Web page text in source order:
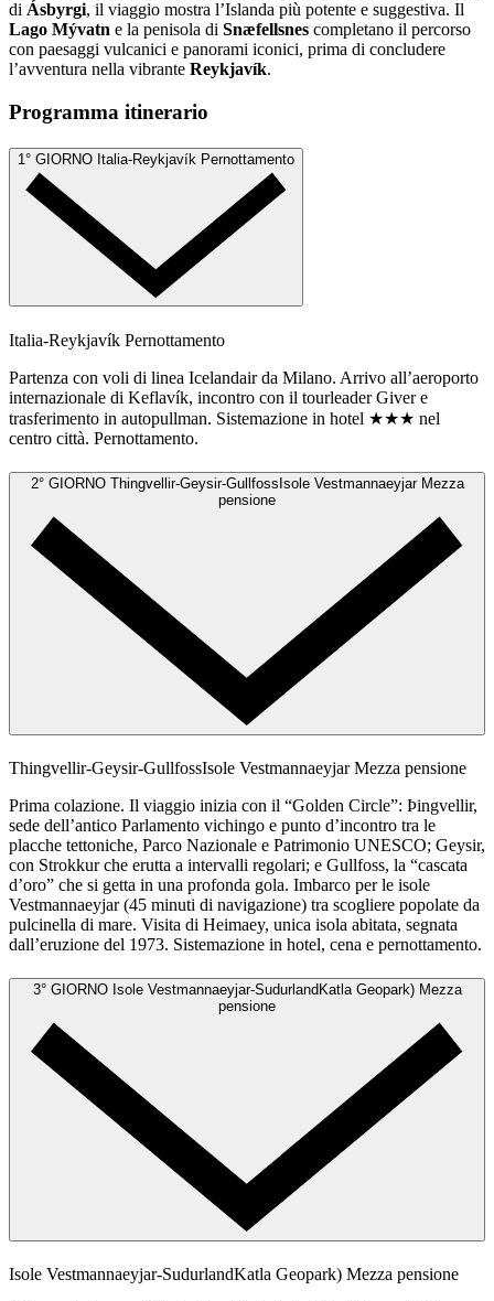
di Ásbyrgi, il viaggio mostra l’Islanda più potente e suggestiva. Il
Lago Mývatn e la penisola di Snæfellsnes completano il percorso
con paesaggi vulcanici e panorami iconici, prima di concludere
l’avventura nella vibrante Reykjavík.
Programma itinerario
1° GIORNO Italia-Reykjavík Pernottamento
Italia-Reykjavík Pernottamento
Partenza con voli di linea Icelandair da Milano. Arrivo all’aeroporto
internazionale di Keflavík, incontro con il tourleader Giver e
trasferimento in autopullman. Sistemazione in hotel ★★★ nel
centro città. Pernottamento.
2° GIORNO Thingvellir-Geysir-GullfossIsole Vestmannaeyjar Mezza
pensione
Thingvellir-Geysir-GullfossIsole VestmannaeyjarMezza pensione
Prima colazione. Il viaggio inizia con il “Golden Circle”: Þingvellir,
sede dell’antico Parlamento vichingo e punto d’incontro tra le
placche tettoniche, Parco Nazionale e Patrimonio UNESCO; Geysir,
con Strokkur che erutta a intervalli regolari; e Gullfoss, la “cascata
d’oro” che si getta in una profonda gola. Imbarco per le isole
Vestmannaeyjar (45 minuti di navigazione) tra scogliere popolate da
pulcinella di mare. Visita di Heimaey, unica isola abitata, segnata
dall’eruzione del 1973. Sistemazione in hotel, cena e pernottamento.
3° GIORNO Isole Vestmannaeyjar-SudurlandKatla Geopark) Mezza
pensione
Isole Vestmannaeyjar-SudurlandKatla Geopark) Mezza pensione